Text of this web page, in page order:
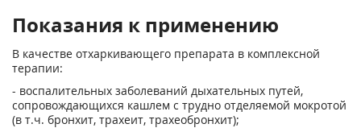
Показания к применению
В качестве отхаркивающего препарата в комплексной
терапии:
- воспалительных заболеваний дыхательных путей,
сопровождающихся кашлем с трудно отделяемой мокротой
(в т.ч. бронхит, трахеит, трахеобронхит);